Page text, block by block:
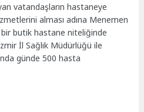
vatandaşların hastaneye
alması adına Menemen
butik hastane niteliğinde
İl Sağlık Müdürlüğü ile
günde 500 hasta